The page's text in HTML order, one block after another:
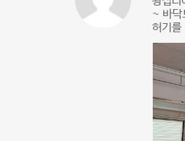
~ 바닥
허기를